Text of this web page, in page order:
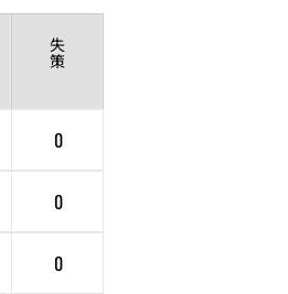
失
策
0
0
0